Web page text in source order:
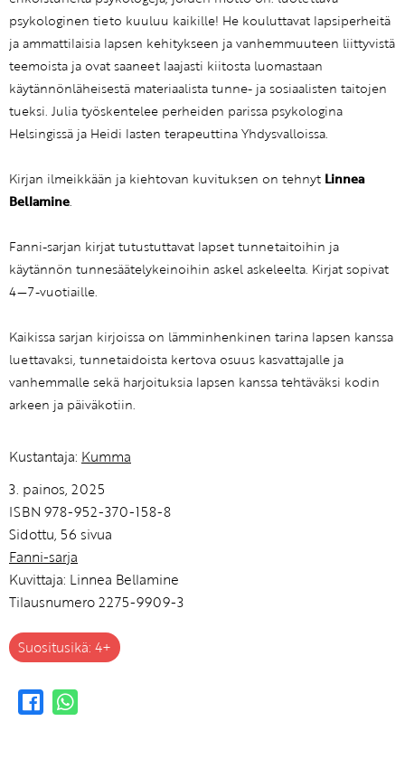
psykologinen tieto kuuluu kaikille! He kouluttavat lapsiperheitä
ja ammattilaisia lapsen kehitykseen ja vanhemmuuteen liittyvistä
teemoista ja ovat saaneet laajasti kiitosta luomastaan
käytännönläheisestä materiaalista tunne- ja sosiaalisten taitojen
tueksi. Julia työskentelee perheiden parissa psykologina
Helsingissä ja Heidi lasten terapeuttina Yhdysvalloissa.
Kirjan ilmeikkään ja kiehtovan kuvituksen on tehnyt Linnea
Bellamine.
Fanni-sarjan kirjat tutustuttavat lapset tunnetaitoihin ja
käytännön tunnesäätelykeinoihin askel askeleelta. Kirjat sopivat
4—7-vuotiaille.
Kaikissa sarjan kirjoissa on lämminhenkinen tarina lapsen kanssa
luettavaksi, tunnetaidoista kertova osuus kasvattajalle ja
vanhemmalle sekä harjoituksia lapsen kanssa tehtäväksi kodin
arkeen ja päiväkotiin.
Kustantaja: Kumma
3. painos, 2025
ISBN 978-952-370-158-8
Sidottu, 56 sivua
Fanni-sarja
Kuvittaja: Linnea Bellamine
Tilausnumero 2275-9909-3
Suositusikä: 4+